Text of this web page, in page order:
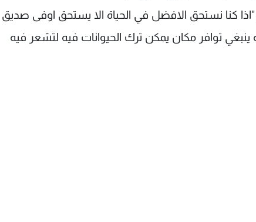
كنا نستحق الافضل في الحياة الا يستحق اوفى صديق
ينبغي توافر مكان يمكن ترك الحيوانات فيه لتشعر فيه